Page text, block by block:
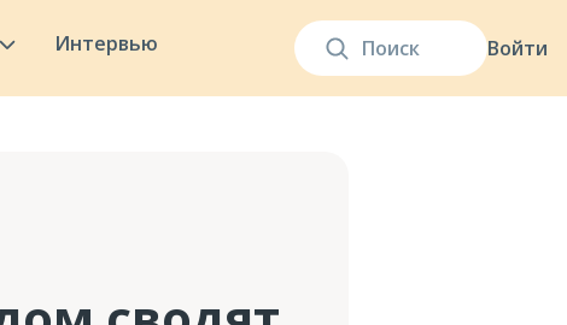
Войти
Интервью